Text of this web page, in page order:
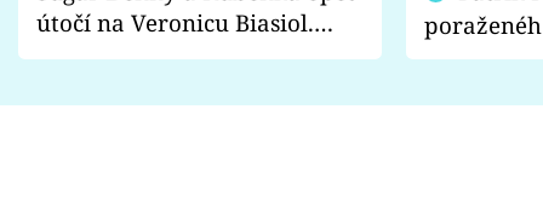
útočí na Veronicu Biasiol.
Proč je podle nich falešná a
fanoušci